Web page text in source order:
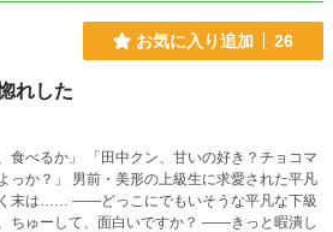
お気に入り追加 26
れした
食べるか」 「田中クン、甘いの好き？チョコマ
上級生に求愛された平凡
でもいそうな平凡な下級
ちゅーして、面白いですか？ ――きっと暇潰し